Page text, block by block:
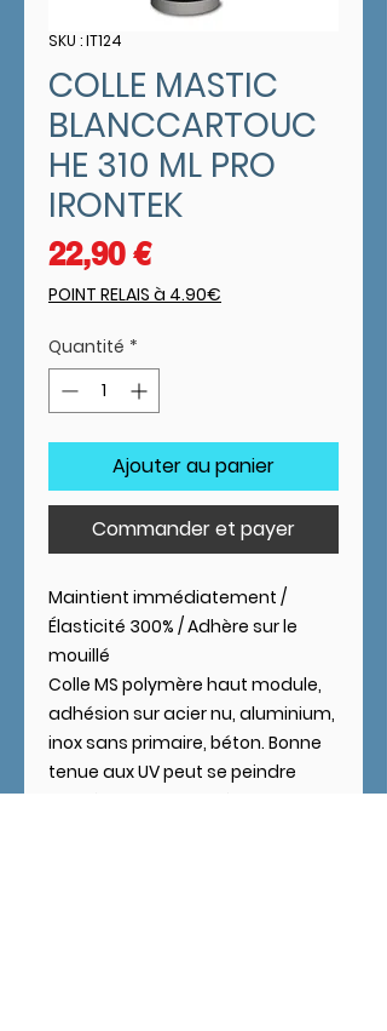
SKU : IT124
COLLE MASTIC
BLANCCARTOUC
HE 310 ML PRO
IRONTEK
22,90 €Prix
POINT RELAIS à 4.90€
Quantité *
Ajouter au panier
Commander et payer
Maintient immédiatement /
Élasticité 300% / Adhère sur le
mouillé
Colle MS polymère haut module,
adhésion sur acier nu, aluminium,
inox sans primaire, béton. Bonne
tenue aux UV peut se peindre